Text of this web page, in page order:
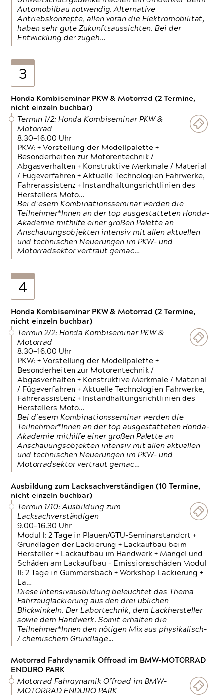
Automobilbau notwendig. Alternative
Antriebskonzepte, allen voran die Elektromobilität,
haben sehr gute Zukunftsaussichten. Bei der
Entwicklung der zugeh…
3
Honda Kombiseminar PKW & Motorrad (2 Termine,
nicht einzeln buchbar)
Termin 1/2: Honda Kombiseminar PKW &
Motorrad
8.30—16.00 Uhr
PKW: + Vorstellung der Modellpalette +
Besonderheiten zur Motorentechnik /
Abgasverhalten + Konstruktive Merkmale / Material
/ Fügeverfahren + Aktuelle Technologien Fahrwerke,
Fahrerassistenz + Instandhaltungsrichtlinien des
Herstellers Moto…
Bei diesem Kombinationsseminar werden die
Teilnehmer*Innen an der top ausgestatteten Honda-
Akademie mithilfe einer großen Palette an
Anschauungsobjekten intensiv mit allen aktuellen
und technischen Neuerungen im PKW- und
Motorradsektor vertraut gemac…
4
Honda Kombiseminar PKW & Motorrad (2 Termine,
nicht einzeln buchbar)
Termin 2/2: Honda Kombiseminar PKW &
Motorrad
8.30—16.00 Uhr
PKW: + Vorstellung der Modellpalette +
Besonderheiten zur Motorentechnik /
Abgasverhalten + Konstruktive Merkmale / Material
/ Fügeverfahren + Aktuelle Technologien Fahrwerke,
Fahrerassistenz + Instandhaltungsrichtlinien des
Herstellers Moto…
Bei diesem Kombinationsseminar werden die
Teilnehmer*Innen an der top ausgestatteten Honda-
Akademie mithilfe einer großen Palette an
Anschauungsobjekten intensiv mit allen aktuellen
und technischen Neuerungen im PKW- und
Motorradsektor vertraut gemac…
Ausbildung zum Lacksachverständigen (10 Termine,
nicht einzeln buchbar)
Termin 1/10: Ausbildung zum
Lacksachverständigen
9.00—16.30 Uhr
Modul I: 2 Tage in Plauen/GTÜ-Seminarstandort +
Grundlagen der Lackierung + Lackaufbau beim
Hersteller + Lackaufbau im Handwerk + Mängel und
Schäden am Lackaufbau + Emissionsschäden Modul
II: 2 Tage in Gummersbach + Workshop Lackierung +
La…
Diese Intensivausbildung beleuchtet das Thema
Fahrzeuglackierung aus den drei üblichen
Blickwinkeln. Der Labortechnik, dem Lackhersteller
sowie dem Handwerk. Somit erhalten die
Teilnehmer*Innen den nötigen Mix aus physikalisch-
/ chemischem Grundlage…
Motorrad Fahrdynamik Offroad im BMW-MOTORRAD
ENDURO PARK
Motorrad Fahrdynamik Offroad im BMW-
MOTORRAD ENDURO PARK